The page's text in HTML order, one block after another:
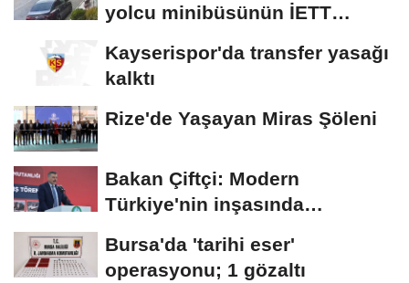
yolcu minibüsünün İETT
Kayserispor'da transfer yasağı
kalktı
Rize'de Yaşayan Miras Şöleni
Bakan Çiftçi: Modern
Türkiye'nin inşasında
Bursa'da 'tarihi eser'
operasyonu; 1 gözaltı